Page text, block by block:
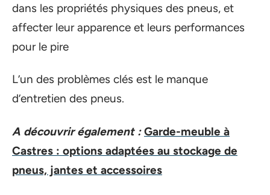
dans les propriétés physiques des pneus, et
affecter leur apparence et leurs performances
pour le pire
L’un des problèmes clés est le manque
d’entretien des pneus.
A découvrir également : Garde-meuble à
Castres : options adaptées au stockage de
pneus, jantes et accessoires